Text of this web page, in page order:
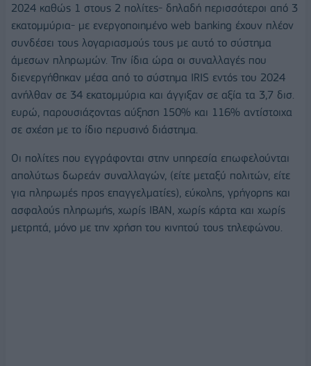
2024 καθώς 1 στους 2 πολίτες- δηλαδή περισσότεροι από 3
εκατομμύρια- με ενεργοποιημένο web banking έχουν πλέον
συνδέσει τους λογαριασμούς τους με αυτό το σύστημα
άμεσων πληρωμών. Την ίδια ώρα οι συναλλαγές που
διενεργήθηκαν μέσα από το σύστημα IRIS εντός του 2024
ανήλθαν σε 34 εκατομμύρια και άγγιξαν σε αξία τα 3,7 δισ.
ευρώ, παρουσιάζοντας αύξηση 150% και 116% αντίστοιχα
σε σχέση με το ίδιο περυσινό διάστημα.
Οι πολίτες που εγγράφονται στην υπηρεσία επωφελούνται
απολύτως δωρεάν συναλλαγών, (είτε μεταξύ πολιτών, είτε
για πληρωμές προς επαγγελματίες), εύκολης, γρήγορης και
ασφαλούς πληρωμής, χωρίς ΙΒΑΝ, χωρίς κάρτα και χωρίς
μετρητά, μόνο με την χρήση του κινητού τους τηλεφώνου.